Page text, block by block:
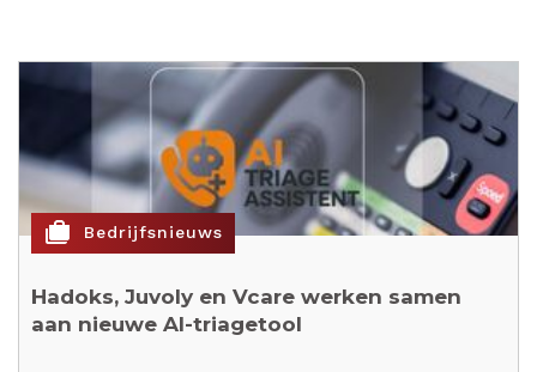
cases Bedrijfsnieuws
Hadoks, Juvoly en Vcare werken samen
aan nieuwe AI-triagetool